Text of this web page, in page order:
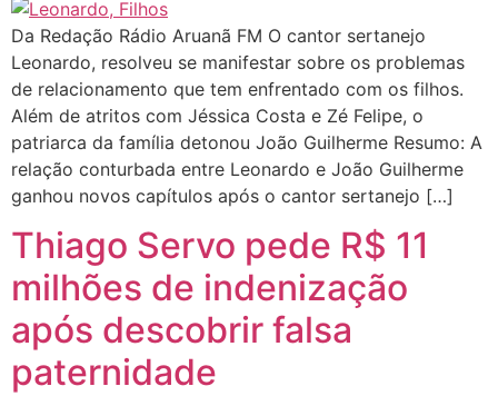
Da Redação Rádio Aruanã FM O cantor sertanejo
Leonardo, resolveu se manifestar sobre os problemas
de relacionamento que tem enfrentado com os filhos.
Além de atritos com Jéssica Costa e Zé Felipe, o
patriarca da família detonou João Guilherme Resumo: A
relação conturbada entre Leonardo e João Guilherme
ganhou novos capítulos após o cantor sertanejo […]
Thiago Servo pede R$ 11
milhões de indenização
após descobrir falsa
paternidade